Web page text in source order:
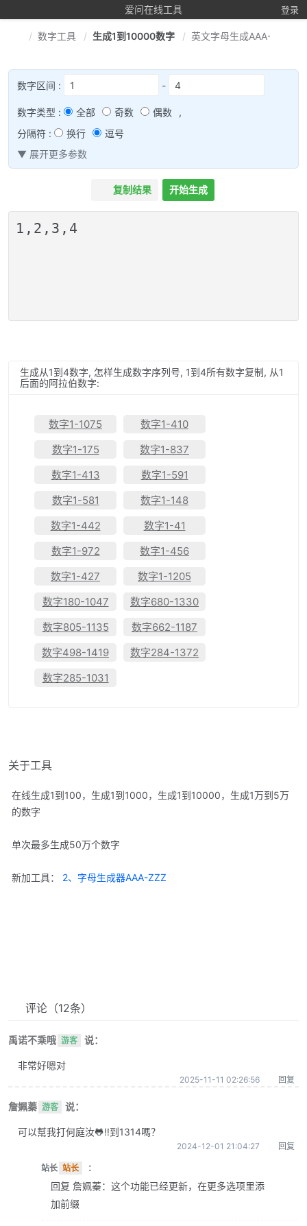
爱问在线工具 登录
数字工具 生成1到10000数字 英文字母生成AAA-ZZZ
数字区间 : -
数字类型 : 全部 奇数 偶数
,
分隔符 :
换行
逗号
▼ 展开更多参数
复制结果 开始生成
1,2,3,4
生成从1到4数字, 怎样生成数字序列号, 1到4所有数字复制, 从1
后面的阿拉伯数字:
数字1-1075
数字1-410
数字1-175
数字1-837
数字1-413
数字1-591
数字1-581
数字1-148
数字1-442
数字1-41
数字1-972
数字1-456
数字1-427
数字1-1205
数字180-1047
数字680-1330
数字805-1135
数字662-1187
数字498-1419
数字284-1372
数字285-1031
关于工具
在线生成1到100，生成1到1000，生成1到10000，生成1万到5万
的数字
单次最多生成50万个数字
新加工具： 2、字母生成器AAA-ZZZ
评论 （12条）
禹诺不乘哦 游客 说：
非常好嗯对
2025-11-11 02:26:56 回复
詹姵蓁 游客 说：
可以幫我打何庭汝🐸‼️到1314嗎？
2024-12-01 21:04:27 回复
站长 站长 ：
回复 詹姵蓁：这个功能已经更新，在更多选项里添
加前缀